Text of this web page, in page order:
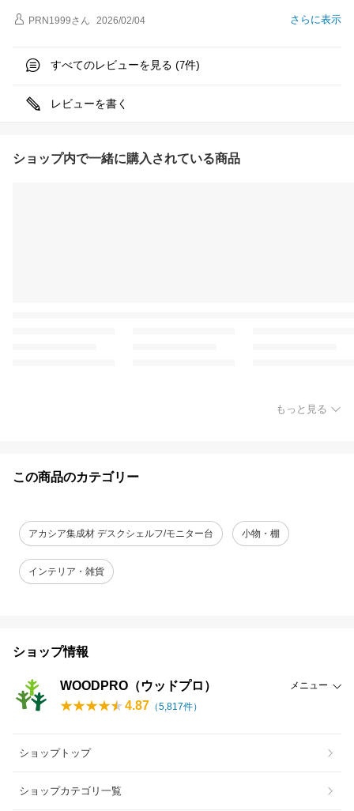
さらに表示
PRN1999さん 2026/02/04
すべてのレビューを見る (7件)
レビューを書く
ショップ内で一緒に購入されている商品
もっと見る
この商品のカテゴリー
アカシア集成材 デスクシェルフ/モニター台 小物・棚
インテリア・雑貨
ショップ情報
WOODPRO（ウッドプロ） メニュー
4.87 （5,817件）
ショップトップ
ショップカテゴリ一覧